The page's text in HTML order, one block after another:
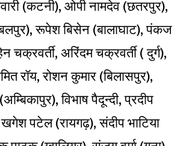
(कटनी), ओपी नामदेव (छतरपुर),
रूपेश बिसेन (बालाघाट), पंकज
चक्रवर्ती, अरिंदम चक्रवर्ती ( दुर्ग),
रॉय, रोशन कुमार (बिलासपुर),
विभाष पैदून्दी, प्रदीप
खगेश पटेल (रायगढ़), संदीप भाटिया